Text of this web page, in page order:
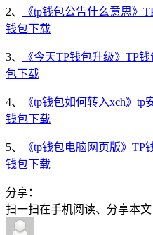
2、
《tp钱包公告什么意思》
钱包下载
3、
《今天TP钱包升级》TP
包下载
4、
《tp钱包如何转入xch》tp
钱包下载
5、
《tp钱包电脑网页版》TP
钱包下载
分享：
扫一扫在手机阅读、分享本文